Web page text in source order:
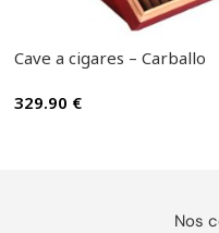
Cave a cigares – Carballo
329.90 €
Nos